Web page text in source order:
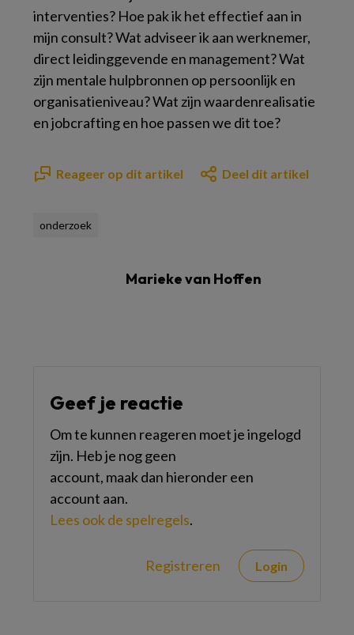
interventies? Hoe pak ik het effectief aan in
mijn consult? Wat adviseer ik aan werknemer,
direct leidinggevende en management? Wat
zijn mentale hulpbronnen op persoonlijk en
organisatieniveau? Wat zijn waardenrealisatie
en jobcrafting en hoe passen we dit toe?
Reageer op dit artikel Deel dit artikel
onderzoek
Marieke van Hoffen
Geef je reactie
Om te kunnen reageren moet je ingelogd
zijn. Heb je nog geen
account, maak dan hieronder een
account aan.
Lees ook de spelregels.
Registreren Login